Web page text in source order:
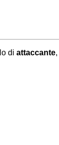
di attaccante,